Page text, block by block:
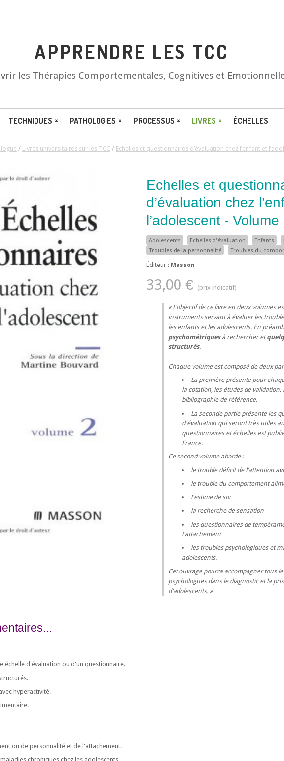
APPRENDRE LES TCC
les Thérapies Comportementales, Cognitives et
TECHNIQUES PATHOLOGIES PROCESSUS LIVRES ÉCHELLES
/ Livres universitaires sur les TCC / Echelles et questionnaires d’évaluation chez l’enfant et
Echelles et
d’évaluation chez
l’adolescent - Volume
Adolescents Echelles d'évaluation Enfants
Troubles de la personnalité
Troubles du
Éditeur : Masson
33,00 €
L'objectif de ce livre en deux volumes
instruments servant à évaluer les
les enfants et les adolescents. En
psychométriquesà rechercher et
structurés.
Chaque volume est composé de deux
La première présente pour
la cotation, les études de
bibliographie de référence.
La seconde partie présente les
d'évaluation qui seront très utiles
questionnaires et échelles est
France.
Ce second volume aborde :
le trouble déficit de l'attention
le trouble du comportement
l'estime de soi
la recherche de sensation
les questionnaires de
l'attachement
les troubles psychologiques et
adolescents.
Cet ouvrage pourra accompagner tous
psychologues dans le diagnostic et la
d'adolescents.
échelle d'évaluation ou d'un questionnaire.
hyperactivité.
ou de personnalité et de l'attachement.
chroniques chez les adolescents.